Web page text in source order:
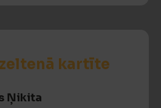
kartīte
Ņikita